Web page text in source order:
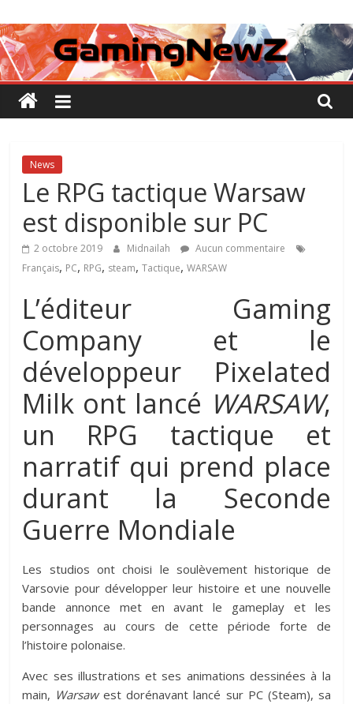
au
contenu
GamingNewZ
Tests
et
Actu
des
vidéo
News
Le RPG tactique Warsaw
est disponible sur PC
2 octobre 2019 Midnailah
Aucun commentaire
Français, PC, RPG, steam,Tactique,WARSAW
L’éditeur Gaming
Company et le
développeur Pixelated
Milk ont lancé WARSAW,
un RPG tactique et
narratif qui prend place
durant la Seconde
Guerre Mondiale
Les studios ont choisi le soulèvement historique de
Varsovie pour développer leur histoire et une nouvelle
bande annonce met en avant le gameplay et les
personnages au cours de cette période forte de
l’histoire polonaise.
Avec ses illustrations et ses animations dessinées à la
main, Warsawest dorénavant lancé sur PC (Steam), sa